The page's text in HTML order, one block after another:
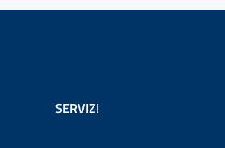
SERVIZI